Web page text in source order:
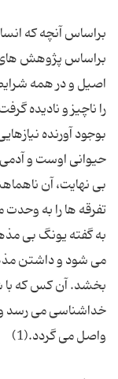
براساس آنچه که
براساس پژوهش
اصیل و در همه
را ناچیز و نادیده
بوجود آورنده
حیوانی اوست و آدمی
بی نهایت، آن
به گفته یونگ بی
می شود و داشتن
بخشد. آن کس که با
خداشناسی می رسد و